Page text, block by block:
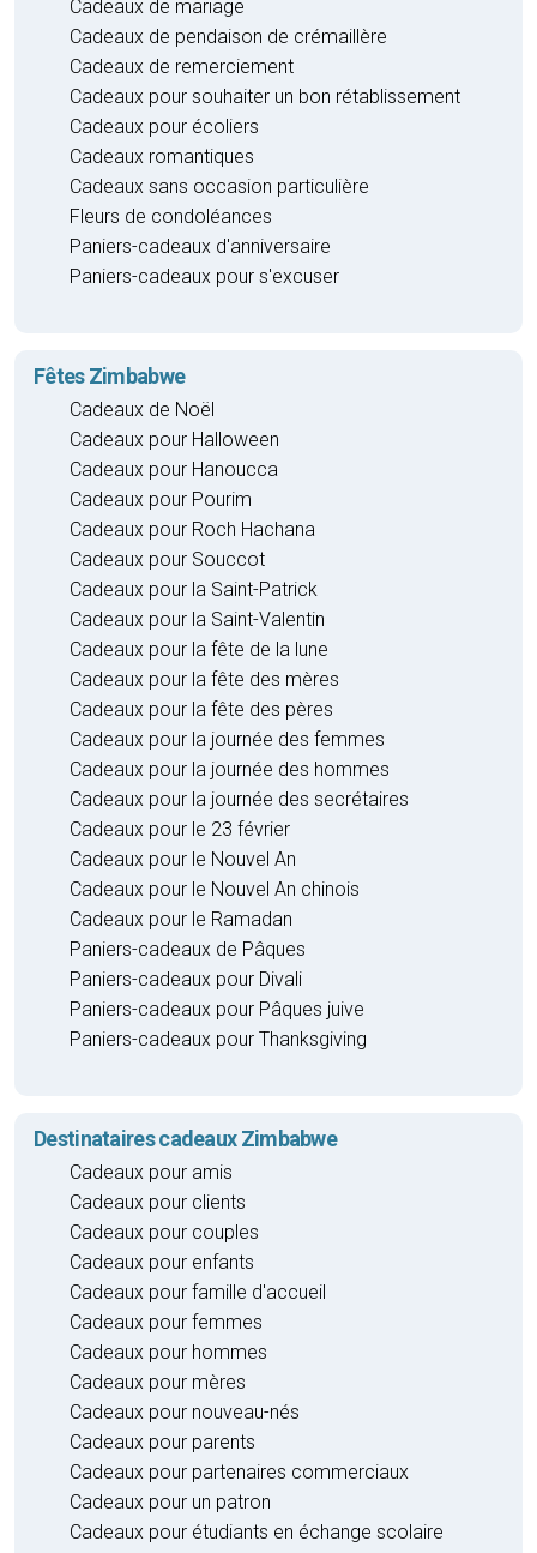
Cadeaux de mariage
Cadeaux de pendaison de crémaillère
Cadeaux de remerciement
Cadeaux pour souhaiter un bon rétablissement
Cadeaux pour écoliers
Cadeaux romantiques
Cadeaux sans occasion particulière
Fleurs de condoléances
Paniers-cadeaux d'anniversaire
Paniers-cadeaux pour s'excuser
Fêtes Zimbabwe
Cadeaux de Noël
Cadeaux pour Halloween
Cadeaux pour Hanoucca
Cadeaux pour Pourim
Cadeaux pour Roch Hachana
Cadeaux pour Souccot
Cadeaux pour la Saint-Patrick
Cadeaux pour la Saint-Valentin
Cadeaux pour la fête de la lune
Cadeaux pour la fête des mères
Cadeaux pour la fête des pères
Cadeaux pour la journée des femmes
Cadeaux pour la journée des hommes
Cadeaux pour la journée des secrétaires
Cadeaux pour le 23 février
Cadeaux pour le Nouvel An
Cadeaux pour le Nouvel An chinois
Cadeaux pour le Ramadan
Paniers-cadeaux de Pâques
Paniers-cadeaux pour Divali
Paniers-cadeaux pour Pâques juive
Paniers-cadeaux pour Thanksgiving
Destinataires cadeaux Zimbabwe
Cadeaux pour amis
Cadeaux pour clients
Cadeaux pour couples
Cadeaux pour enfants
Cadeaux pour famille d'accueil
Cadeaux pour femmes
Cadeaux pour hommes
Cadeaux pour mères
Cadeaux pour nouveau-nés
Cadeaux pour parents
Cadeaux pour partenaires commerciaux
Cadeaux pour un patron
Cadeaux pour étudiants en échange scolaire